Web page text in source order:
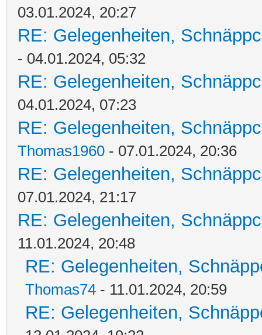
03.01.2024, 20:27
RE: Gelegenheiten,
- 04.01.2024, 05:32
RE: Gelegenheiten,
04.01.2024, 07:23
RE: Gelegenheiten,
Thomas1960 - 07.01.2024, 20:36
RE: Gelegenheiten,
07.01.2024, 21:17
RE: Gelegenheiten,
11.01.2024, 20:48
RE: Gelegenheiten,
Thomas74 - 11.01.2024, 20:59
RE: Gelegenheiten,